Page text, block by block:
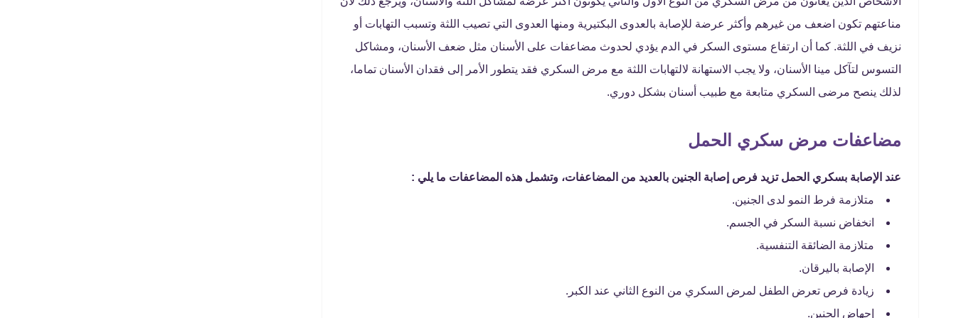
مناعتهم تكون اضعف من غيرهم وأكثر عرضة للإصابة بالعدوى البكتيرية ومنها العدوى التي تصيب اللثة وتسبب التهابات أو
نزيف في اللثة. كما أن ارتفاع مستوى السكر في الدم يؤدي لحدوث مضاعفات على الأسنان مثل ضعف الأسنان، ومشاكل
التسوس لتآكل مينا الأسنان، ولا يجب الاستهانة لالتهابات اللثة مع مرض السكري فقد يتطور الأمر إلى فقدان الأسنان تماما،
لذلك ينصح مرضى السكري متابعة مع طبيب أسنان بشكل دوري.
مضاعفات مرض سكري الحمل
عند الإصابة بسكري الحمل تزيد فرص إصابة الجنين بالعديد من المضاعفات، وتشمل هذه المضاعفات ما يلي :
متلازمة فرط النمو لدى الجنين.
انخفاض نسبة السكر في الجسم.
متلازمة الضائقة التنفسية.
الإصابة باليرقان.
زيادة فرص تعرض الطفل لمرض السكري من النوع الثاني عند الكبر.
إجهاض الجنين.